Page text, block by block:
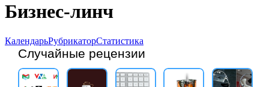
Бизнес-линч
КалендарьРубрикаторСтатистика
Случайные рецензии